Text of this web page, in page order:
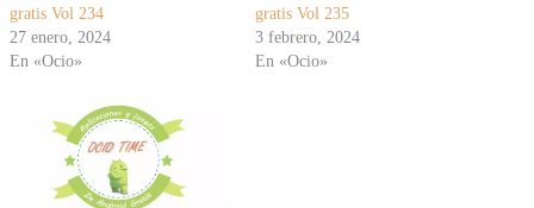
gratis Vol 234
27 enero, 2024
En «Ocio»
gratis Vol 235
3 febrero, 2024
En «Ocio»